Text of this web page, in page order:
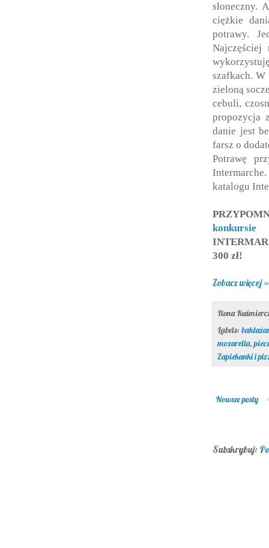
ciężkie
potrawy.
Najczęściej
szafkach. W
zieloną
cebuli,
propozycja
danie jest
farsz o
Potrawę
katalogu
300 zł!
Zobacz więcej »
Ilona
Labels:
mozarella,
Zapiekanki i
Nowsze posty
Subskrybuj: